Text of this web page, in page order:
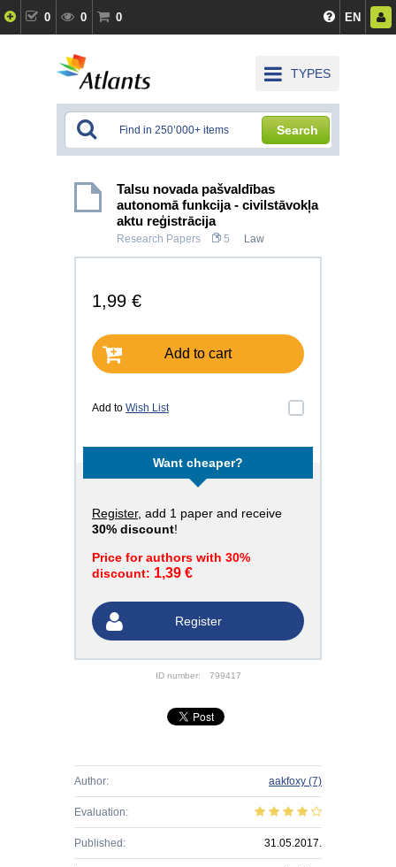
0 0 0 EN
TYPES
Search
Talsu novada pašvaldības
autonomā funkcija - civilstāvokļa
aktu reģistrācija
Research Papers 5 Law
1,99 €
Add to cart
Add to Wish List
Want cheaper?
Register, add 1 paper and receive
30% discount!
Price for authors with 30%
discount: 1,39 €
Register
ID number: 799417
Author: aakfoxy (7)
Evaluation:
Published: 31.05.2017.